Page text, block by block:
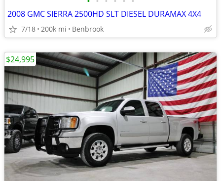
2008 GMC SIERRA 2500HD SLT DIESEL DURAMAX 4X4
7/18 200k mi Benbrook
$24,995